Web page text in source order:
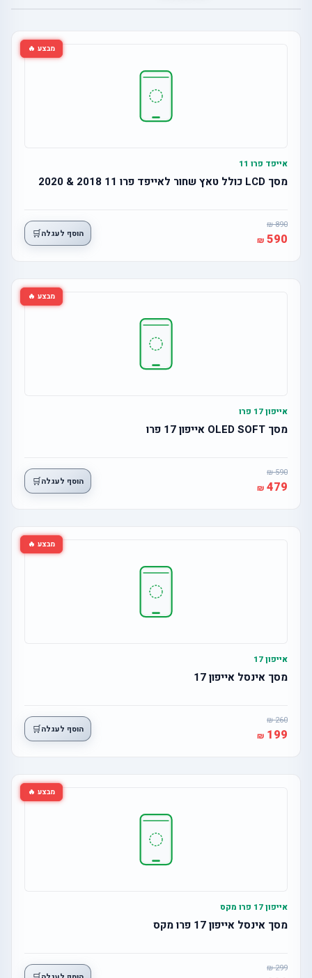
מבצע 🔥
אייפד פרו 11
מסך LCD כולל טאץ שחור לאייפד פרו 11 2018 & 2020
890
590 הוסף לעגלה🛒
מבצע 🔥
אייפון 17 פרו
מסך OLED SOFT אייפון 17 פרו
590
479 הוסף לעגלה🛒
מבצע 🔥
אייפון 17
מסך אינסל אייפון 17
260
199 הוסף לעגלה🛒
מבצע 🔥
אייפון 17 פרו מקס
מסך אינסל אייפון 17 פרו מקס
299